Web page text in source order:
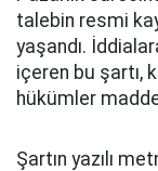
talebin resmi
yaşandı.
içeren bu şartı,
hükümler
Şartın yazılı